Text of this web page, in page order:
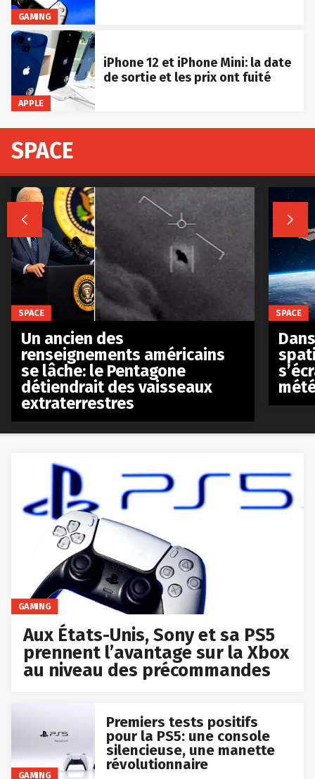
GAMING
APPLE
iPhone 12 et iPhone Mini: la date
de sortie et les prix ont fuité
GAMING
Aux États-Unis, Sony et sa PS5
prennent l’avantage sur la Xbox
au niveau des précommandes
GAMING
Premiers tests positifs
pour la PS5: une console
silencieuse, une manette
révolutionnaire
SPACE
 
SPACE
Un ancien des
renseignements américains
se lâche: le Pentagone
détiendrait des vaisseaux
extraterrestres
SPACE